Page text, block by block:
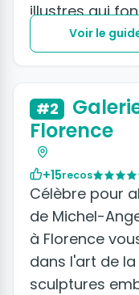
illustres qui
Voir le
#2
Florence
+15recos
Célèbre pour
de Michel-
à Florence
dans l'art de la
sculptures